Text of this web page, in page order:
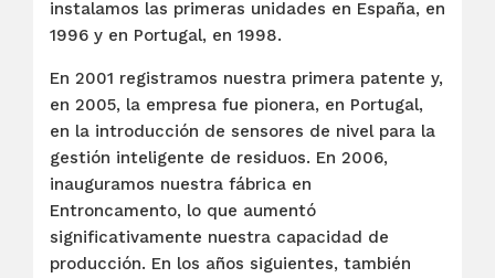
instalamos las primeras unidades en España, en
1996 y en Portugal, en 1998.
En 2001 registramos nuestra primera patente y,
en 2005, la empresa fue pionera, en Portugal,
en la introducción de sensores de nivel para la
gestión inteligente de residuos. En 2006,
inauguramos nuestra fábrica en
Entroncamento, lo que aumentó
significativamente nuestra capacidad de
producción. En los años siguientes, también